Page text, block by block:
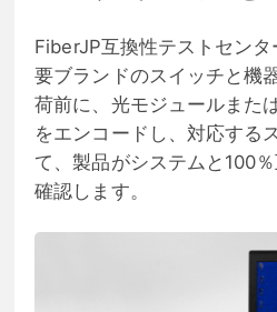
FiberJP互換性テストセン
要ブランドのスイッチと機
荷前に、光モジュールまた
をエンコードし、対応する
て、製品がシステムと100
確認します。